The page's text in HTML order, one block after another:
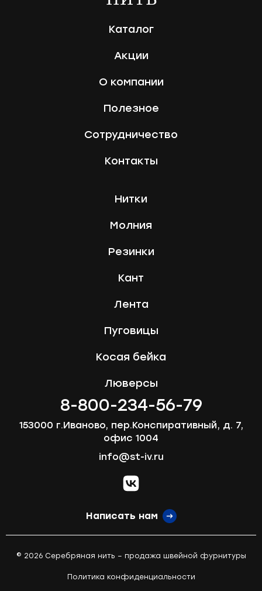
Каталог
Акции
О компании
Полезное
Сотрудничество
Контакты
Нитки
Молния
Резинки
Кант
Лента
Пуговицы
Косая бейка
Люверсы
8-800-234-56-79
153000 г.Иваново, пер.Конспиративный, д. 7,
офис 1004
info@st-iv.ru
vk.com
Написать нам
© 2026 Серебряная нить – продажа швейной фурнитуры
Политика конфиденциальности